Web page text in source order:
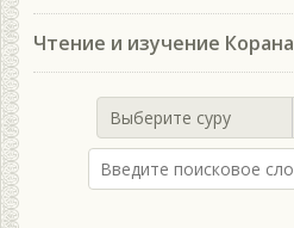
Чтение и изучение Корана
Выберите суру